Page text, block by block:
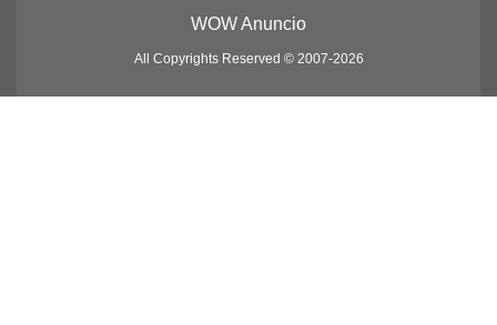
WOW Anuncio
All Copyrights Reserved © 2007-2026